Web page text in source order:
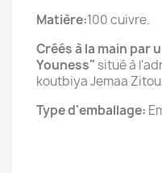
Matière:100 cuivre.
Créés à la main par
Youness" situé à
koutbiya Jemaa
Type d'emballage: